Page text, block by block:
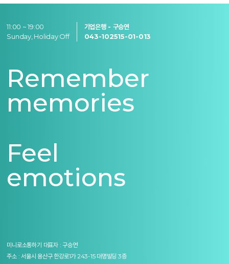
11:00 ~ 19:00
Sunday, Holiday Off
기업은행 - 구승연
043-102515-01-013
Remember
memories
Feel
emotions
미니로소통하기 대표자 : 구승연
주소 : 서울시 용산구 한강로1가 243-15 대명빌딩 3층